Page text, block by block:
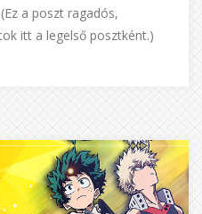
a poszt ragadós,
itt a legelső posztként.)